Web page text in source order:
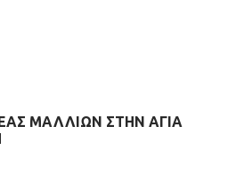
ΜΑΛΛΙΩΝ ΣΤΗΝ ΑΓΙΑ